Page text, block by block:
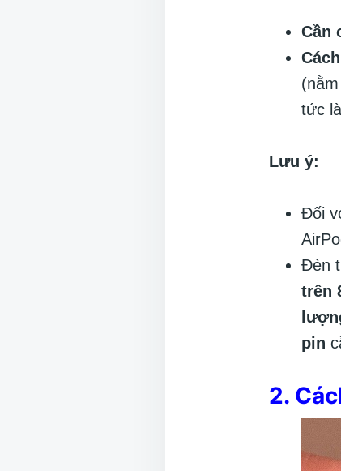
Cần
tức
Lưu ý:
Đối
Đèn
trên
pin
2.